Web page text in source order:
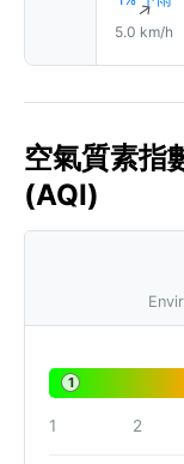
↑
5.0 km/h
空氣質素
(AQI)
1
1 2